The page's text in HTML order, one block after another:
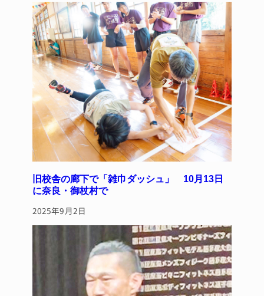
旧校舎の廊下で「雑巾ダッシュ」 10月13日
に奈良・御杖村で
2025年9月2日